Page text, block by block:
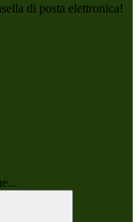
di posta elettronica!